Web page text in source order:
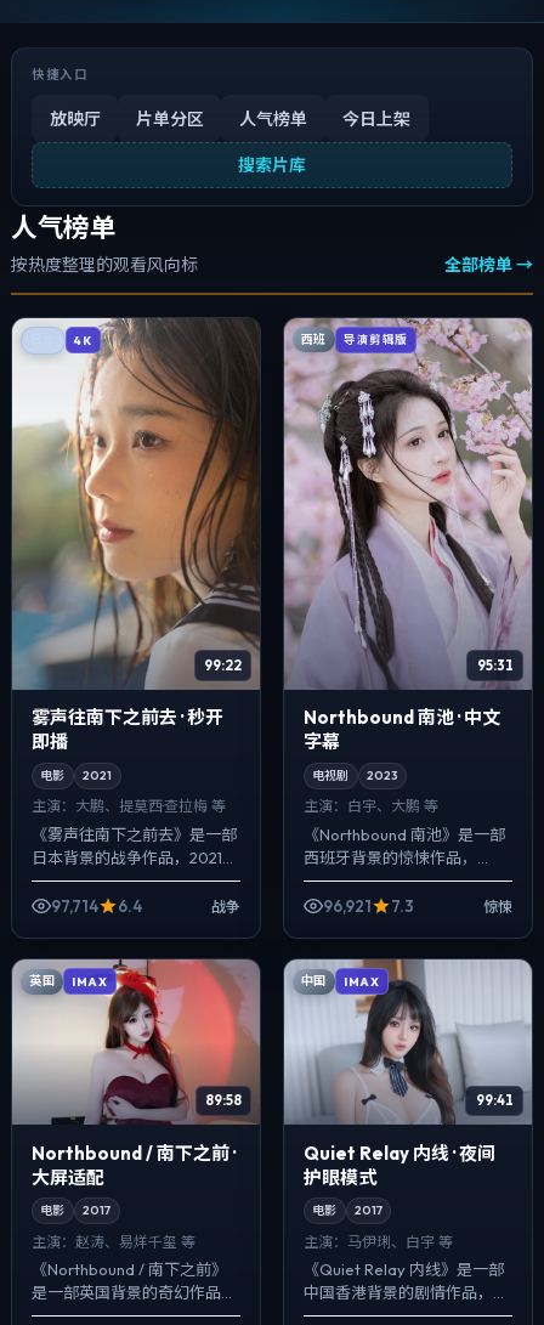
快捷入口
放映厅 片单分区 人气榜单 今日上架
搜索片库
人气榜单
按热度整理的观看风向标 全部榜单 →
4K
99:22
雾声往南下之前去 · 秒开
即播
电影 2021
主演： 大鹏、提莫西·查拉梅 等
《雾声往南下之前去》是一部
日本背景的战争作品，2021年
公映，由魏德圣执导，大鹏、
提莫西·查拉梅、雷佳音等主
97,714 6.4 战争
西班 导演剪辑版
95:31
Northbound 南池 · 中文
字幕
电视剧 2023
主演： 白宇、大鹏 等
《Northbound 南池》是一部
西班牙背景的惊悚作品，
2023年公映，由毕赣执导，
白宇、大鹏、谭卓等主演。强
96,921 7.3 惊悚
英国 IMAX
89:58
Northbound / 南下之前 ·
大屏适配
电影 2017
主演： 赵涛、易烊千玺 等
《Northbound / 南下之前》
是一部英国背景的奇幻作品，
2017年公映，由李安执导，赵
中国 IMAX
99:41
Quiet Relay 内线 · 夜间
护眼模式
电影 2017
主演： 马伊琍、白宇 等
《Quiet Relay 内线》是一部
中国香港背景的剧情作品，
2017年公映，由王家卫执导，